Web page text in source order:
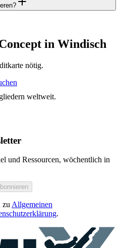
in Windisch
nötig.
weltweit.
und Ressourcen, wöchentlich in
zu Allgemeinen
.